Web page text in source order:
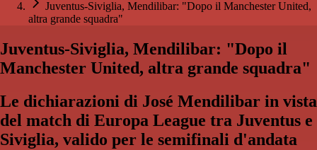
Juventus-Siviglia, Mendilibar: "Dopo il Manchester United,
altra grande squadra"
Juventus-Siviglia, Mendilibar: "Dopo il
Manchester United, altra grande squadra"
Le dichiarazioni di José Mendilibar in vista
del match di Europa League tra Juventus e
Siviglia, valido per le semifinali d'andata